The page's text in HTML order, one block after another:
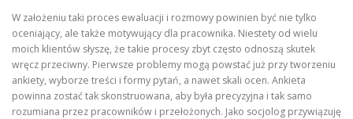
W założeniu taki proces ewaluacji i rozmowy powinien być nie tylko
oceniający, ale także motywujący dla pracownika. Niestety od wielu
moich klientów słyszę, że takie procesy zbyt często odnoszą skutek
wręcz przeciwny. Pierwsze problemy mogą powstać już przy tworzeniu
ankiety, wyborze treści i formy pytań, a nawet skali ocen. Ankieta
powinna zostać tak skonstruowana, aby była precyzyjna i tak samo
rozumiana przez pracowników i przełożonych. Jako socjolog przywiązuję